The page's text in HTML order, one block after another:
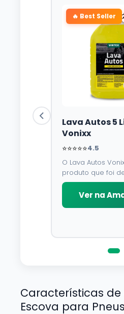
🔥 Best Seller
Lava Autos 5
Vonixx
⭐⭐⭐⭐⭐4.5
O Lava Autos
produto que foi
para limpar,
conservar a
Por possuir pH
Ver na
Características de
Escova para Pneus